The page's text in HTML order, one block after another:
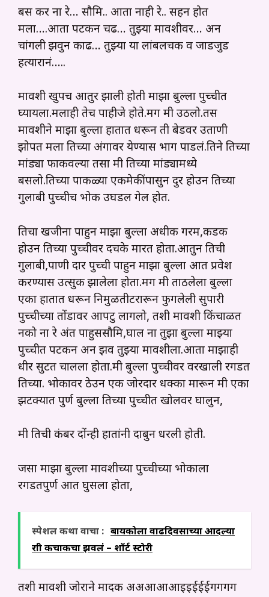
बस कर ना रे… सौमित्र.. आता नाही रे.. सहन होत
मला….आता पटकन चढ… तुझ्या मावशीवर… अन
चांगली झवुन काढ… तुझ्या या लांबलचक व जाडजुड
हत्यारानं…..
मावशी खुपच आतुर झाली होती माझा बुल्ला पुच्चीत
घ्यायला.मलाही तेच पाहीजे होते.मग मी उठलो.तस
मावशीने माझा बुल्ला हातात धरून ती बेडवर उताणी
झोपत मला तिच्या अंगावर येण्यास भाग पाडलं.तिने तिच्या
मांड्या फाकवल्या तसा मी तिच्या मांड्यामध्ये
बसलो.तिच्या पाकळ्या एकमेकींपासुन दुर होउन तिच्या
गुलाबी पुच्चीच भोक उघडल गेल होत.
तिचा खजीना पाहुन माझा बुल्ला अधीक गरम,कडक
होउन तिच्या पुच्चीवर दचके मारत होता.आतुन तिची
गुलाबी,पाणी दार पुच्ची पाहुन माझा बुल्ला आत प्रवेश
करण्यास उत्सुक झालेला होता.मग मी ताठलेला बुल्ला
एका हातात धरून निमुळतीटरारून फुगलेली सुपारी
पुच्चीच्या तोंडावर आपटु लागलो, तशी मावशी किंचाळत
नको ना रे अंत पाहुससौमित्र,घाल ना तुझा बुल्ला माझ्या
पुच्चीत पटकन अन झव तुझ्या मावशीला.आता माझाही
धीर सुटत चालला होता.मी बुल्ला पुच्चीवर वरखाली रगडत
तिच्या. भोकावर ठेउन एक जोरदार धक्का मारून मी एका
झटक्यात पुर्ण बुल्ला तिच्या पुच्चीत खोलवर घालुन,
मी तिची कंबर दोंन्ही हातांनी दाबुन धरली होती.
जसा माझा बुल्ला मावशीच्या पुच्चीच्या भोकाला
रगडतपुर्ण आत घुसला होता,
स्पेशल कथा वाचा : बायकोला वाढदिवसाच्या आदल्या
रात्री कचाकचा झवलं – शॉर्ट स्टोरी
तशी मावशी जोराने मादक अअआआआइइईईईगगगग